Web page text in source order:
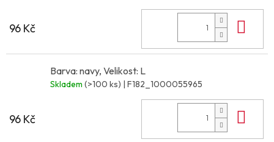
96 Kč
Barva: navy, Velikost: L
Skladem (>100 ks) | F182_1000055965
96 Kč